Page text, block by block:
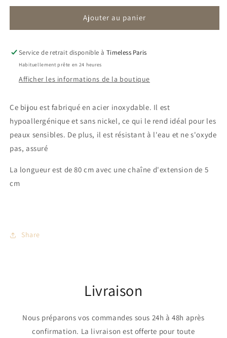
quantité
Sautoir
|
Perle
quantité
Sautoir
|
Perle
Ajouter au panier
Service de retrait disponible à Timeless Paris
Habituellement prête en 24 heures
Afficher les informations de la boutique
Ce bijou est fabriqué en acier inoxydable. Il est
hypoallergénique et sans nickel, ce qui le rend idéal pour les
peaux sensibles. De plus, il est résistant à l'eau et ne s'oxyde
pas, assuré
La longueur est de 80 cm avec une chaîne d'extension de 5
cm
Share
Livraison
Nous préparons vos commandes sous 24h à 48h après
confirmation. La livraison est offerte pour toute